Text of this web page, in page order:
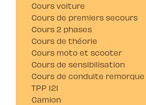
Cours voiture
Cours de premiers secours
Cours 2 phases
Cours de théorie
Cours moto et scooter
Cours de sensibilisation
Cours de conduite remorque
TPP 121
Camion